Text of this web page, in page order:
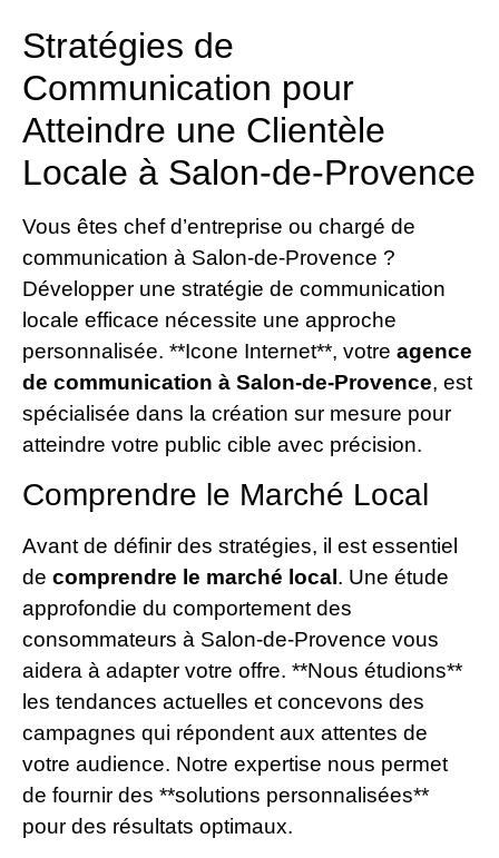
Stratégies de
Communication pour
Atteindre une Clientèle
Locale à Salon-de-Provence
Vous êtes chef d’entreprise ou chargé de
communication à Salon-de-Provence ?
Développer une stratégie de communication
locale efficace nécessite une approche
personnalisée. **Icone Internet**, votre agence
de communication à Salon-de-Provence, est
spécialisée dans la création sur mesure pour
atteindre votre public cible avec précision.
Comprendre le Marché Local
Avant de définir des stratégies, il est essentiel
de comprendre le marché local . Une étude
approfondie du comportement des
consommateurs à Salon-de-Provence vous
aidera à adapter votre offre. **Nous étudions**
les tendances actuelles et concevons des
campagnes qui répondent aux attentes de
votre audience. Notre expertise nous permet
de fournir des **solutions personnalisées**
pour des résultats optimaux.